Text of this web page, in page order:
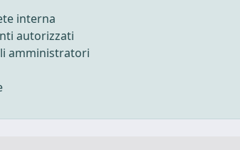
interna
autorizzati
amministratori